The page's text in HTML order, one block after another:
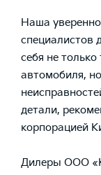
Наша
специалистов
себя не
автомобиля,
детали,
корпорацией
Дилеры ООО